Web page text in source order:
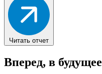
Читать отчет
Вперед, в будущее